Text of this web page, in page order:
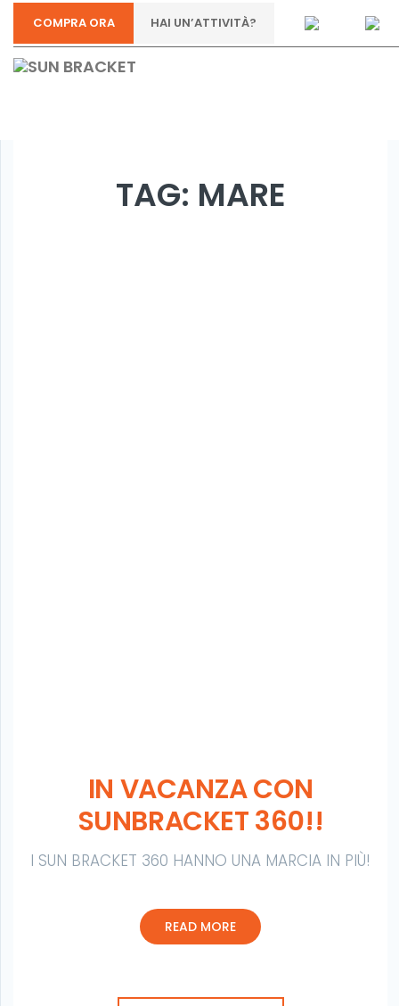
COMPRA ORA HAI UN’ATTIVITÀ?
TAG: MARE
IN VACANZA CON
SUNBRACKET 360!!
I SUN BRACKET 360 HANNO UNA MARCIA IN PIÙ!
READ MORE